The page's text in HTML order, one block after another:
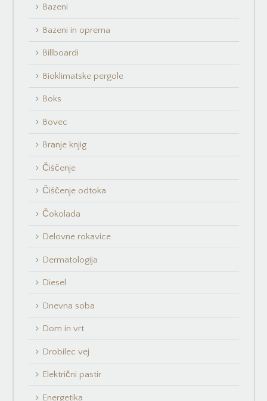
Bazeni
Bazeni in oprema
Billboardi
Bioklimatske pergole
Boks
Bovec
Branje knjig
Čiščenje
Čiščenje odtoka
Čokolada
Delovne rokavice
Dermatologija
Diesel
Dnevna soba
Dom in vrt
Drobilec vej
Električni pastir
Energetika